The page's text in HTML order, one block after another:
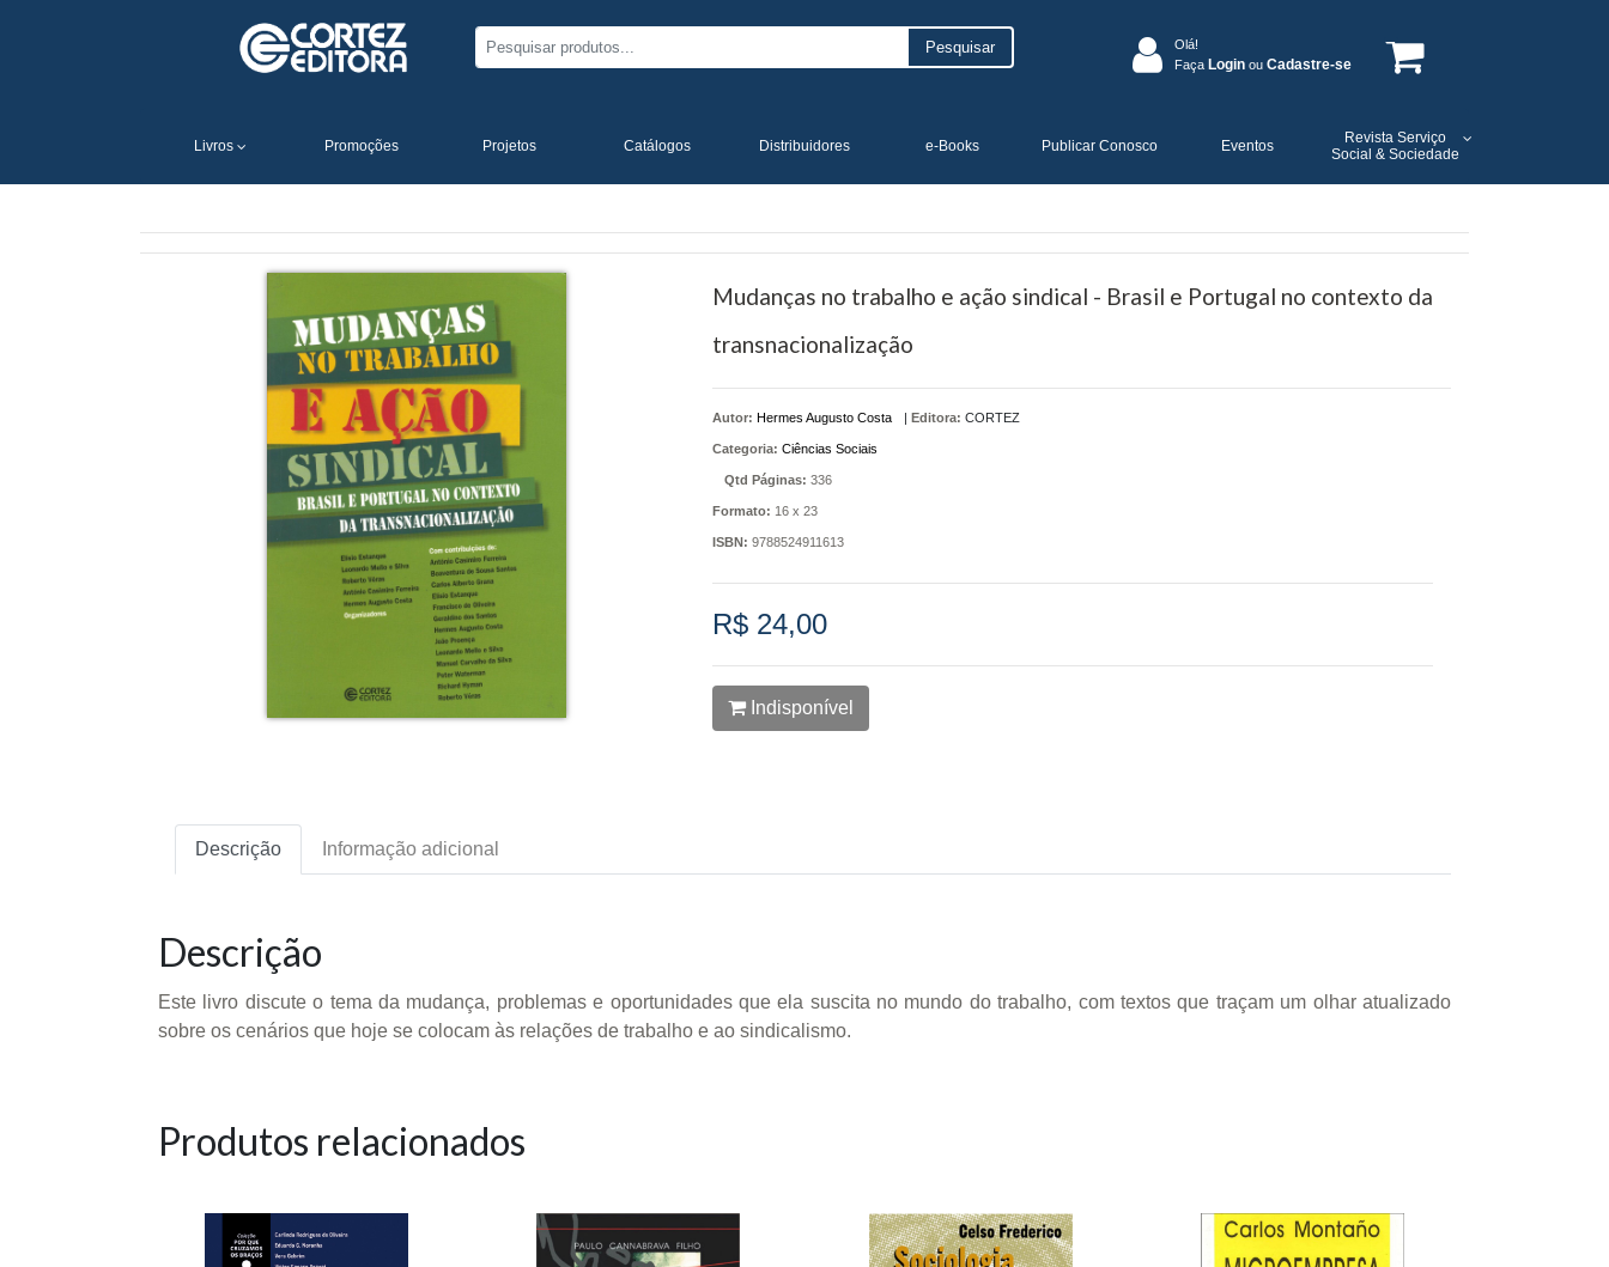
Pesquisar
Olá!
Faça Login ou Cadastre-se
Livros Promoções Projetos Catálogos Distribuidores e-Books Publicar Conosco Eventos
Revista Serviço
Social & Sociedade
Mudanças no trabalho e ação sindical - Brasil e Portugal no contexto da
transnacionalização
Autor: Hermes Augusto Costa | Editora: CORTEZ
Categoria: Ciências Sociais
Qtd Páginas: 336
Formato: 16 x 23
ISBN: 9788524911613
R$ 24,00
Indisponível
Descrição Informação adicional
Descrição
Este livro discute o tema da mudança, problemas e oportunidades que ela suscita no mundo do trabalho, com textos que traçam um olhar atualizado
sobre os cenários que hoje se colocam às relações de trabalho e ao sindicalismo.
Produtos relacionados